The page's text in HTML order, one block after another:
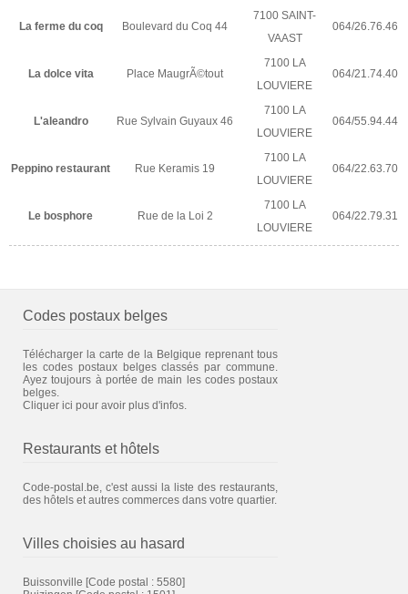
La ferme du coq Boulevard du Coq 44
7100 SAINT-
VAAST
064/26.76.46
La dolce vita Place MaugrÃ©tout
7100 LA
LOUVIERE
064/21.74.40
L'aleandro Rue Sylvain Guyaux 46
7100 LA
LOUVIERE
064/55.94.44
Peppino restaurant Rue Keramis 19
7100 LA
LOUVIERE
064/22.63.70
Le bosphore Rue de la Loi 2
7100 LA
LOUVIERE
064/22.79.31
Codes postaux belges
Télécharger la carte de la Belgique reprenant tous
les codes postaux belges classés par commune.
Ayez toujours à portée de main les codes postaux
belges.
Cliquer ici pour avoir plus d'infos.
Restaurants et hôtels
Code-postal.be, c'est aussi la liste des restaurants,
des hôtels et autres commerces dans votre quartier.
Villes choisies au hasard
Buissonville [Code postal : 5580]